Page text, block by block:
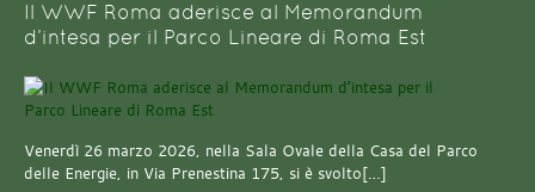
Il WWF Roma aderisce al Memorandum
d’intesa per il Parco Lineare di Roma Est
Venerdì 26 marzo 2026, nella Sala Ovale della Casa del Parco
delle Energie, in Via Prenestina 175, si è svolto[…]